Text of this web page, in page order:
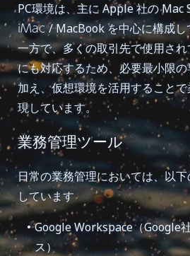
PC環境は、主に Apple 社の
iMac/ MacBook を中心に構成し
一方で、多くの取引先で使用さ
にも対応するため、必要最小限
加え、仮想環境を活用すること
現しています。
業務管理ツール
日常の業務管理においては、以
しています
Google Workspace（Google
ス）